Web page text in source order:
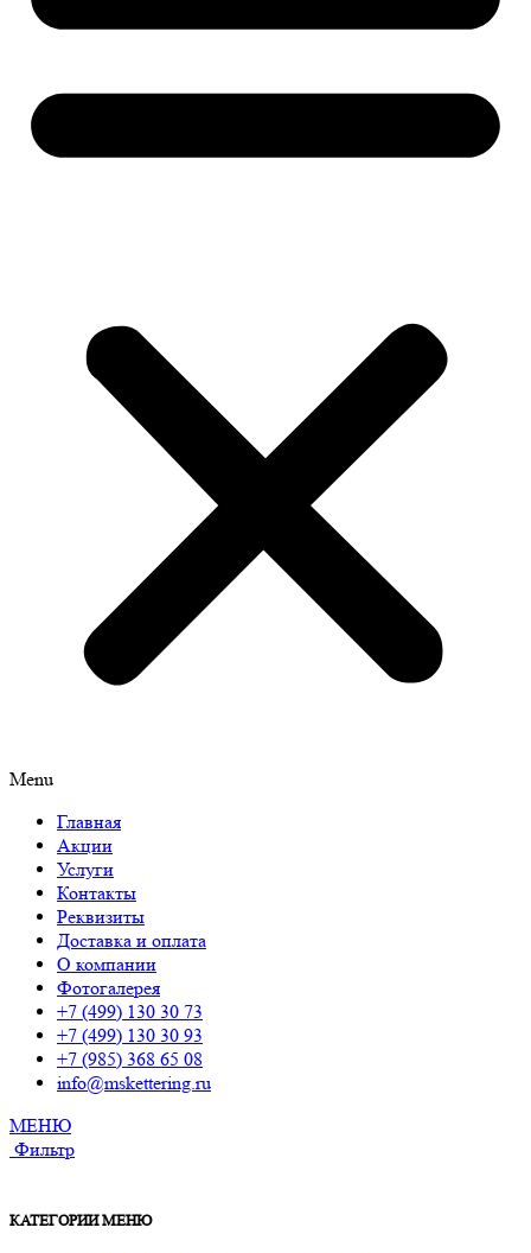
Menu
Главная
Акции
Услуги
Контакты
Реквизиты
Доставка и оплата
О компании
Фотогалерея
+7 (499) 130 30 73
+7 (499) 130 30 93
+7 (985) 368 65 08
info@mskettering.ru
МЕНЮ
Фильтр
КАТЕГОРИИ МЕНЮ